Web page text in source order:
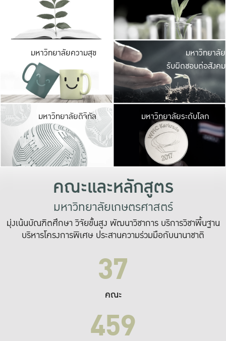
มีพื้นที่เขียวสดใส
เป็นป่าในเมือง เกษต
มหาวิทยาลัยความสุข มหาวิ
ค
เปิดประ
และพบเรื่องราวใ
มหาวิทยาลัย
รับผิดชอบต่อสังคม
มหาวิทยาลัยดิจิทัล มหาวิ
เปลี่ยนแปลง แล
เพื่อทำง
ระบบสารสนเทศ
มหาวิทยาลัยระดับโลก
คณะและหลักสูตร
มหาวิทยาลัยเกษตรศาสตร์
มุ่งเน้นบัณฑิตศึกษา วิจัยขั้นสูง พัฒนาวิชาการ บริการวิชาพื้นฐาน
บริหารโครงการพิเศษ ประสานความร่วมมือกับนานาชาติ
37
คณะ
459